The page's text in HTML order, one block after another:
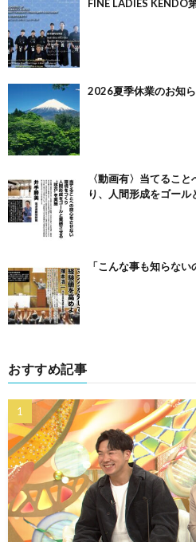
FINE LADIES KENDO
2026夏季休業のお知
〈動画有〉当てるこ
り、人間形成をゴー
「こんな事も知らな
おすすめ記事